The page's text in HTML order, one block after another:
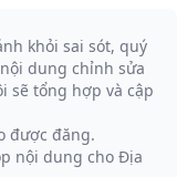
khỏi sai sót, quý
dung chỉnh sửa
sẽ tổng hợp và cập
được đăng.
nội dung cho Địa